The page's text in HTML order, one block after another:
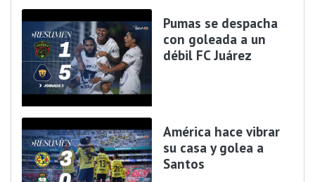
Pumas se despacha
con goleada a un
débil FC Juárez
América hace vibrar
su casa y golea a
Santos